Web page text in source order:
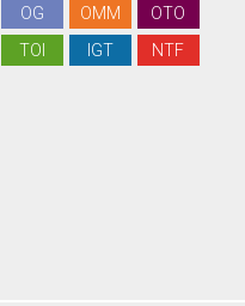
OG OMM
OTO
TOI
IGT NTF